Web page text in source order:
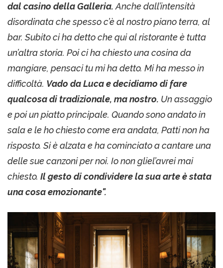
dal casino della Galleria. Anche dall’intensità
disordinata che spesso c’è al nostro piano terra, al
bar. Subito ci ha detto che qui al ristorante è tutta
un’altra storia. Poi ci ha chiesto una cosina da
mangiare, pensaci tu mi ha detto. Mi ha messo in
difficoltà. Vado da Luca e decidiamo di fare
qualcosa di tradizionale, ma nostro. Un assaggio
e poi un piatto principale. Quando sono andato in
sala e le ho chiesto come era andata, Patti non ha
risposto. Si è alzata e ha cominciato a cantare una
delle sue canzoni per noi. Io non gliel’avrei mai
chiesto. Il gesto di condividere la sua arte è stata
una cosa emozionante".